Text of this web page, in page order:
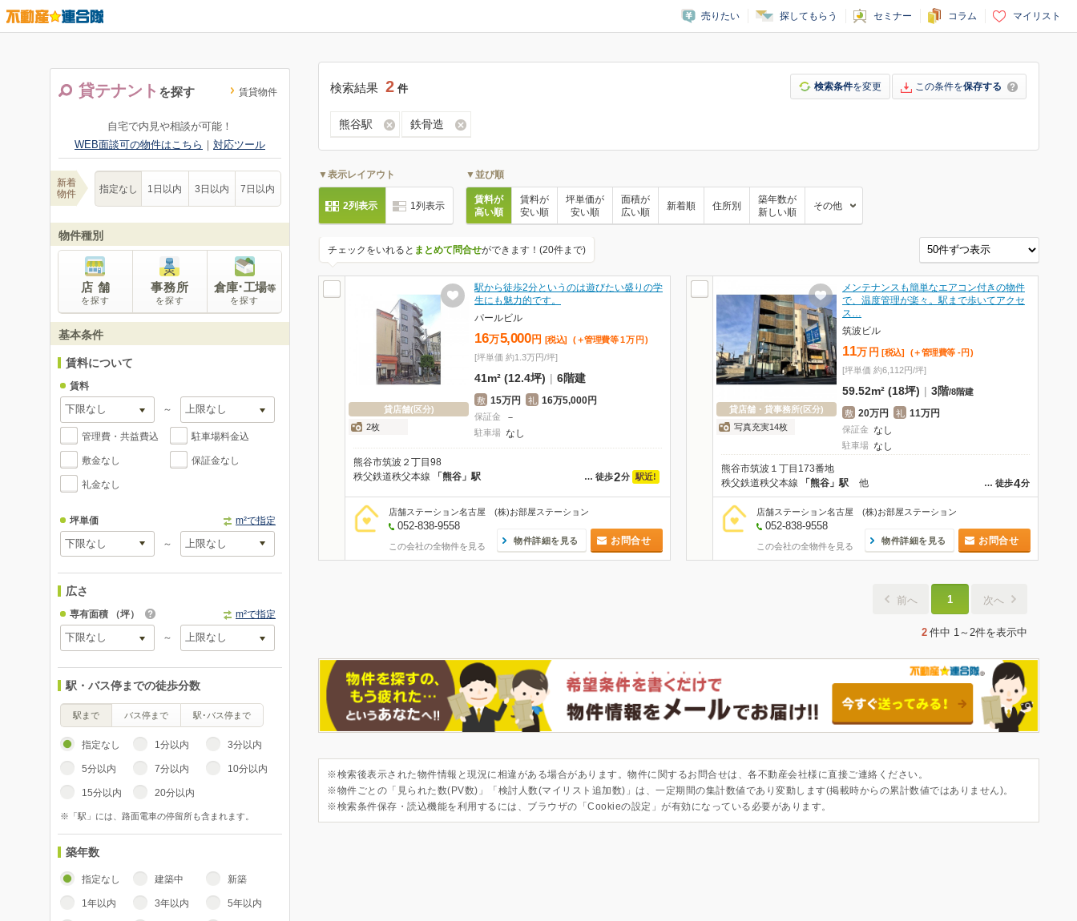
売りたい 探してもらう セミナー コラム マイリスト
貸テナント を探す 賃貸物件
自宅で内見や相談が可能！
WEB面談可の物件はこちら ｜ 対応ツール
新着
物件
指定なし 1日以内 3日以内 7日以内
物件種別
店 舗
を探す
事務所
を探す
倉庫･工場等
を探す
基本条件
賃料について
賃料
～
管理費・共益費込 駐車場料金込
敷金なし 保証金なし
礼金なし
坪単価 m²で指定
～
広さ
専有面積 （坪） m²で指定
～
駅・バス停までの徒歩分数
駅まで バス停まで 駅･バス停まで
指定なし 1分以内 3分以内
5分以内 7分以内 10分以内
15分以内 20分以内
※「駅」には、路面電車の停留所も含まれます。
築年数
指定なし 建築中 新築
1年以内 3年以内 5年以内
検索結果 2 件 検索条件を変更 この条件を保存する
熊谷駅 鉄骨造
▼表示レイアウト
2列表示 1列表示
▼並び順
賃料が
高い順
賃料が
安い順
坪単価が
安い順
面積が
広い順
新着順 住所別
築年数が
新しい順
その他
チェックをいれると まとめて問合せができます！(20件まで)
貸店舗(区分)
2枚
駅から徒歩2分というのは遊びたい盛りの学
生にも魅力的です。
パールビル
16万5,000 円 [税込] (＋管理費等 1万 円 )
[坪単価 約1.3万円/坪]
41m² (12.4坪) | 6階建
敷 15万円 礼 16万5,000円
保証金 －
駐車場 なし
熊谷市筑波２丁目98
… 徒歩2分 駅近!
秩父鉄道秩父本線 「熊谷」駅
店舗ステーション名古屋 (株)お部屋ステーション
052-838-9558
この会社の全物件を見る
物件詳細を見る お問合せ
貸店舗・貸事務所(区分)
写真充実14枚
メンテナンスも簡単なエアコン付きの物件
で、温度管理が楽々。駅まで歩いてアクセ
ス…
筑波ビル
11万 円 [税込] (＋管理費等 - 円 )
[坪単価 約6,112円/坪]
59.52m² (18坪) | 3階/8階建
敷 20万円 礼 11万円
保証金 なし
駐車場 なし
熊谷市筑波１丁目173番地
… 徒歩4分
秩父鉄道秩父本線 「熊谷」駅 他
店舗ステーション名古屋 (株)お部屋ステーション
052-838-9558
この会社の全物件を見る
物件詳細を見る お問合せ
前へ 1 次へ
2 件中 1～2件を表示中
※検索後表示された物件情報と現況に相違がある場合があります。物件に関するお問合せは、各不動産会社様に直接ご連絡ください。
※物件ごとの「見られた数(PV数)」「検討人数(マイリスト追加数)」は、一定期間の集計数値であり変動します(掲載時からの累計数値ではありません)。
※検索条件保存・読込機能を利用するには、ブラウザの「Cookieの設定」が有効になっている必要があります。